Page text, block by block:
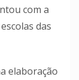
com a
das
elaboração